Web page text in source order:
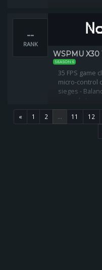
--
RANK
WSPMU X30
SEASON 6
35 FPS game
micro-control
sieges -
several
monsters
« 1 2 ... 11 12